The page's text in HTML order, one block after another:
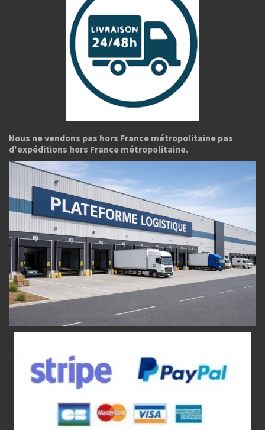
Nous ne vendons pas hors France métropolitaine pas
d'expéditions hors France métropolitaine.